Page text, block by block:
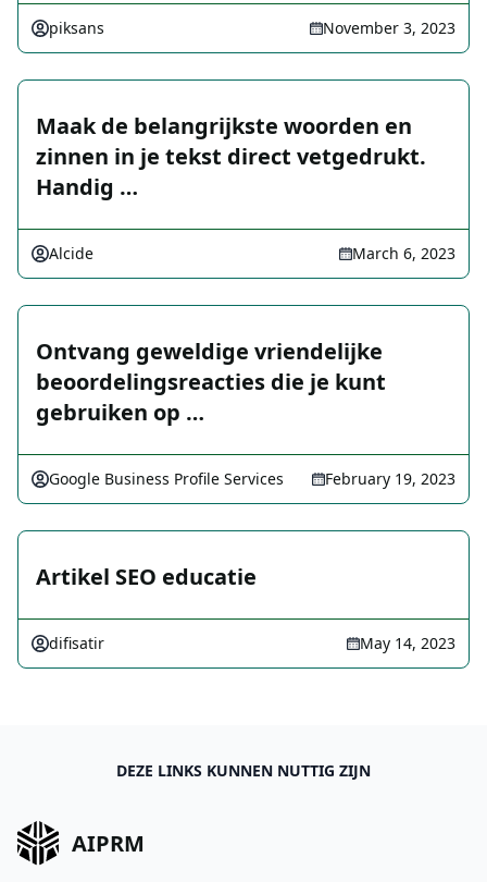
piksans November 3, 2023
Maak de belangrijkste woorden en
zinnen in je tekst direct vetgedrukt.
Handig …
Alcide March 6, 2023
Ontvang geweldige vriendelijke
beoordelingsreacties die je kunt
gebruiken op …
Google Business Profile Services February 19, 2023
Artikel SEO educatie
difisatir May 14, 2023
DEZE LINKS KUNNEN NUTTIG ZIJN
AIPRM